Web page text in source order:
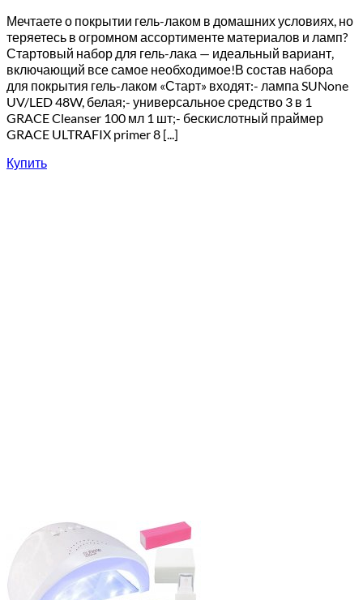
Мечтаете о покрытии гель-лаком в домашних условиях, но
теряетесь в огромном ассортименте материалов и ламп?
Стартовый набор для гель-лака — идеальный вариант,
включающий все самое необходимое!В состав набора
для покрытия гель-лаком «Старт» входят:- лампа SUNone
UV/LED 48W, белая;- универсальное средство 3 в 1
GRACE Cleanser 100 мл 1 шт;- бескислотный праймер
GRACE ULTRAFIX primer 8 [...]
Купить